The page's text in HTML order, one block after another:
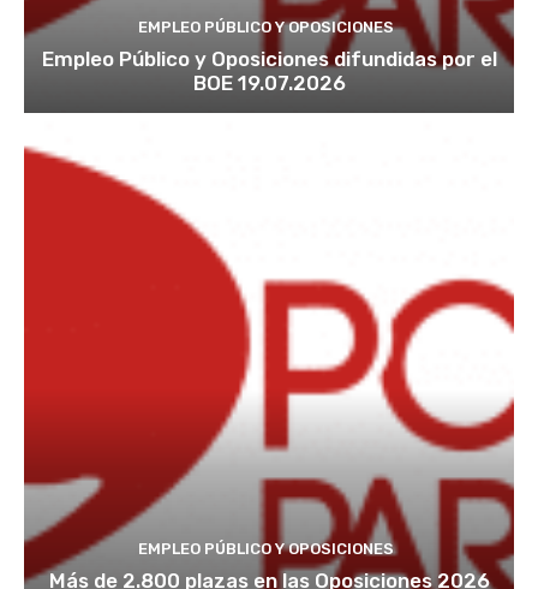
EMPLEO PÚBLICO Y OPOSICIONES
Empleo Público y Oposiciones difundidas por el
BOE 19.07.2026
EMPLEO PÚBLICO Y OPOSICIONES
Más de 2.800 plazas en las Oposiciones 2026